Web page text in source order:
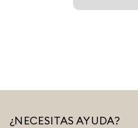
¿NECESITAS AYUDA?